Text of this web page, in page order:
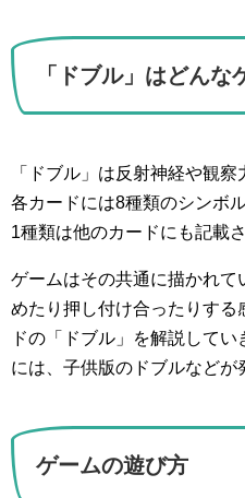
「ドブル」はどんな
「ドブル」は反射神経や観
各カードには8種類のシンボ
1種類は他のカードにも記載
ゲームはその共通に描かれ
めたり押し付け合ったりす
ドの「ドブル」を解説して
には、子供版のドブルなどが
ゲームの遊び方